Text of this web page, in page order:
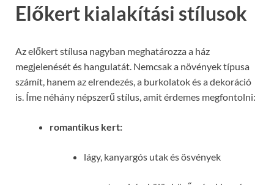
Előkert kialakítási stílusok
Az előkert stílusa nagyban meghatározza a ház
megjelenését és hangulatát. Nemcsak a növények típusa
számít, hanem az elrendezés, a burkolatok és a dekoráció
is. Íme néhány népszerű stílus, amit érdemes megfontolni:
romantikus kert:
lágy, kanyargós utak és ösvények